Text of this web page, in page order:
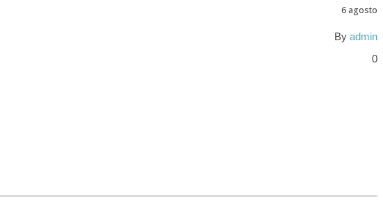
6 agosto
By admin
0